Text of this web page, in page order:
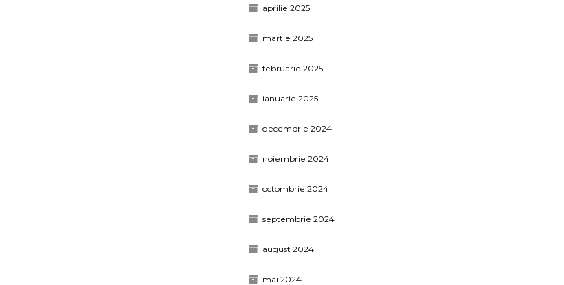
aprilie 2025
martie 2025
februarie 2025
ianuarie 2025
decembrie 2024
noiembrie 2024
octombrie 2024
septembrie 2024
august 2024
mai 2024